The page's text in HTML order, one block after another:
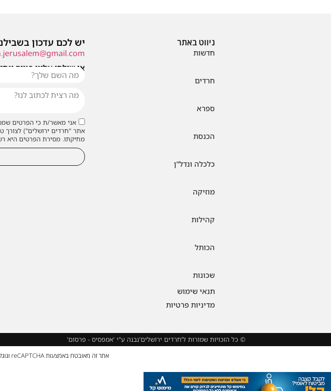
ניווט באתר
חדשות
חרדים
ספרא
הכנסת
כלכלה ונדל"ן
מוזיקה
קהילות
הכותל
שכונות
תנאי שימוש
מדיניות פרטיות
יש לכם עדכון
או שילחו אלינו פנייה
אני מאשר/ת כי הפרטים
אתר "חרדים ירושלים") לצורך
מחיקתו. מסירת הפרטים היא
© כל הזכויות שמורות ל'חרדים ירושלים'נבנה ע"י 'אמפסיס - פרסום'
אתר זה מאובטח באמצעות reCAPTCHA וגוגל בכפוף